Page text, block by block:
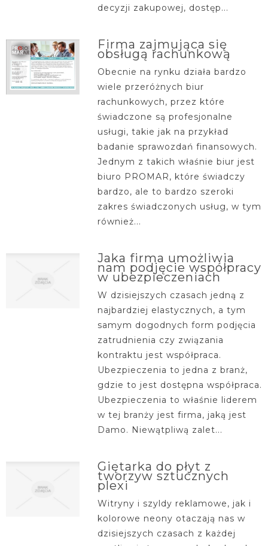
decyzji zakupowej, dostęp...
Firma zajmująca się
obsługą rachunkową
Obecnie na rynku działa bardzo
wiele przeróżnych biur
rachunkowych, przez które
świadczone są profesjonalne
usługi, takie jak na przykład
badanie sprawozdań finansowych.
Jednym z takich właśnie biur jest
biuro PROMAR, które świadczy
bardzo, ale to bardzo szeroki
zakres świadczonych usług, w tym
również...
Jaka firma umożliwia
nam podjęcie współpracy
w ubezpieczeniach
W dzisiejszych czasach jedną z
najbardziej elastycznych, a tym
samym dogodnych form podjęcia
zatrudnienia czy związania
kontraktu jest współpraca.
Ubezpieczenia to jedna z branż,
gdzie to jest dostępna współpraca.
Ubezpieczenia to właśnie liderem
w tej branży jest firma, jaką jest
Damo. Niewątpliwą zalet...
Giętarka do płyt z
tworzyw sztucznych
plexi
Witryny i szyldy reklamowe, jak i
kolorowe neony otaczają nas w
dzisiejszych czasach z każdej